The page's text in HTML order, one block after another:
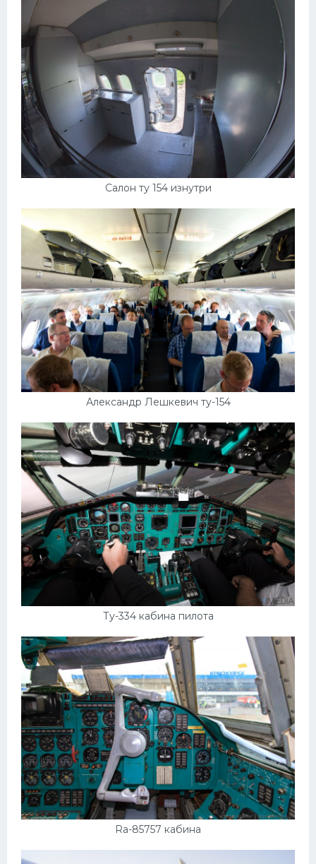
Салон ту 154 изнутри
Александр Лешкевич ту-154
Ту-334 кабина пилота
Ra-85757 кабина